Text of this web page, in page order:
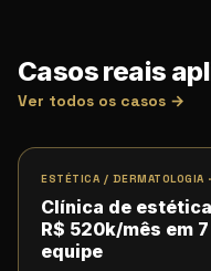
Casos reais
Ver todos os casos →
ESTÉTICA / DERMATOLOGIA ·
Clínica de estética
R$ 520k/mês em
equipe